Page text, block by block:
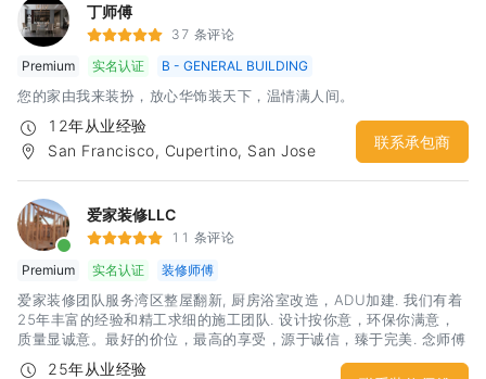
丁师傅
37 条评论
Premium
实名认证 B - GENERAL BUILDING
您的家由我来装扮，放心华饰装天下，温情满人间。
12年从业经验
San Francisco, Cupertino, San Jose
联系承包商
爱家装修LLC
11 条评论
Premium
实名认证 装修师傅
爱家装修团队服务湾区整屋翻新, 厨房浴室改造，ADU加建. 我们有着
25年丰富的经验和精工求细的施工团队. 设计按你意，环保你满意，
质量显诚意。最好的价位，最高的享受，源于诚信，臻于完美. 念师傅
电话：4088592318
25年从业经验